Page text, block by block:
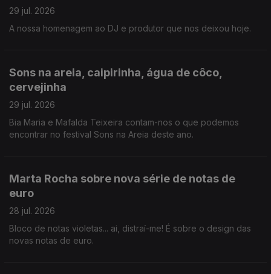
29 jul. 2026
A nossa homenagem ao DJ e produtor que nos deixou hoje.
Sons na areia, caipirinha, água de côco,
cervejinha
29 jul. 2026
Bia Maria e Mafalda Teixeira contam-nos o que podemos
encontrar no festival Sons na Areia deste ano.
Marta Rocha sobre nova série de notas de
euro
28 jul. 2026
Bloco de notas violetas... ai, distraí-me! É sobre o design das
novas notas de euro.